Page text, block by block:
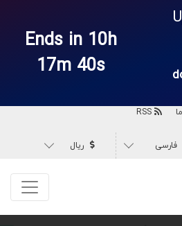
Ends in 10h
17m 39s
فارسی ریال